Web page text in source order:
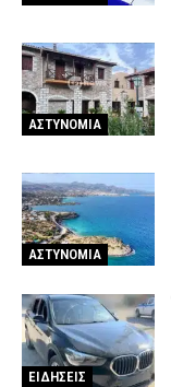
ΑΣΤΥΝΟΜΙΑ
ΑΣΤΥΝΟΜΙΑ
ΕΙΔΗΣΕΙΣ